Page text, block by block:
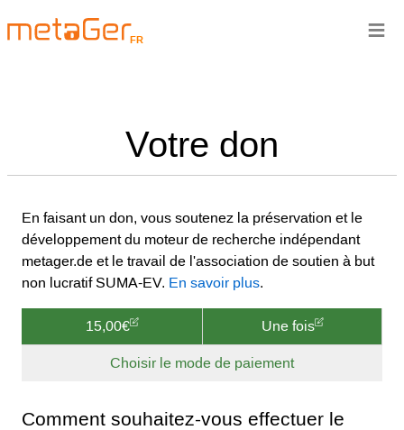
FR
Votre don
En faisant un don, vous soutenez la préservation et le
développement du moteur de recherche indépendant
metager.de et le travail de l'association de soutien à but
non lucratif SUMA-EV. En savoir plus.
15,00€ Une fois
Choisir le mode de paiement
Comment souhaitez-vous effectuer le
≡